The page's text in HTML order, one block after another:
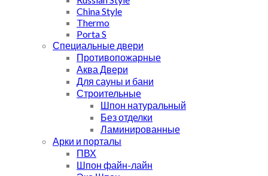
China Style
Thermo
Porta S
Специальные двери
Противопожарные
Аква Двери
Для сауны и бани
Строительные
Шпон натуральный
Без отделки
Ламинированные
Арки и порталы
ПВХ
Шпон файн-лайн